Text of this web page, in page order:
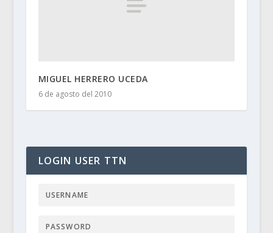
MIGUEL HERRERO UCEDA
6 de agosto del 2010
LOGIN USER TTN